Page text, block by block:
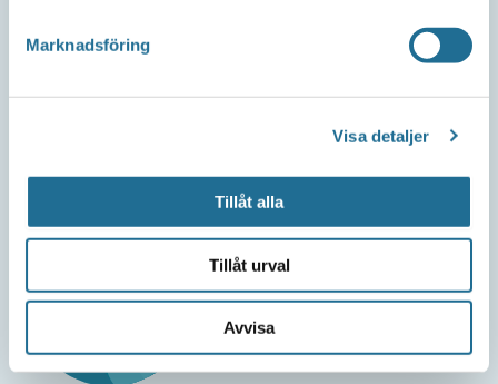
Marknadsföring
Visa detaljer
Tillåt alla
Tillåt urval
Avvisa
Om webbplatsen
Tillgänglighetsredogörelse